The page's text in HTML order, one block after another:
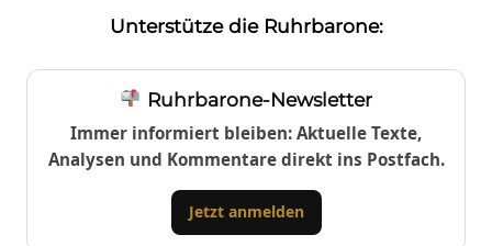
Unterstütze die Ruhrbarone:
Ruhrbarone-Newsletter
Immer informiert bleiben: Aktuelle Texte,
Analysen und Kommentare direkt ins Postfach.
Jetzt anmelden